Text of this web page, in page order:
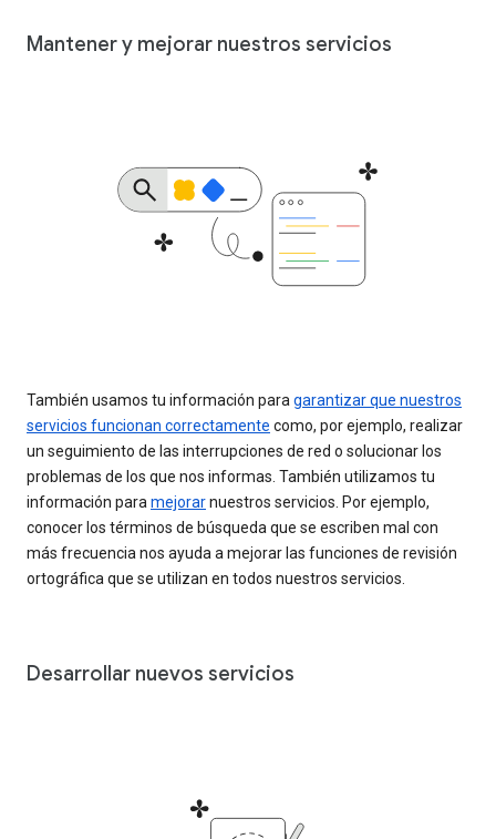
Mantener y mejorar nuestros servicios
También usamos tu información paragarantizar que nuestros
servicios funcionan correctamente como, por ejemplo, realizar
un seguimiento de las interrupciones de red o solucionar los
problemas de los que nos informas. También utilizamos tu
información paramejorarnuestros servicios. Por ejemplo,
conocer los términos de búsqueda que se escriben mal con
más frecuencia nos ayuda a mejorar las funciones de revisión
ortográfica que se utilizan en todos nuestros servicios.
Desarrollar nuevos servicios